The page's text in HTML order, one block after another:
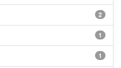
2
1
1